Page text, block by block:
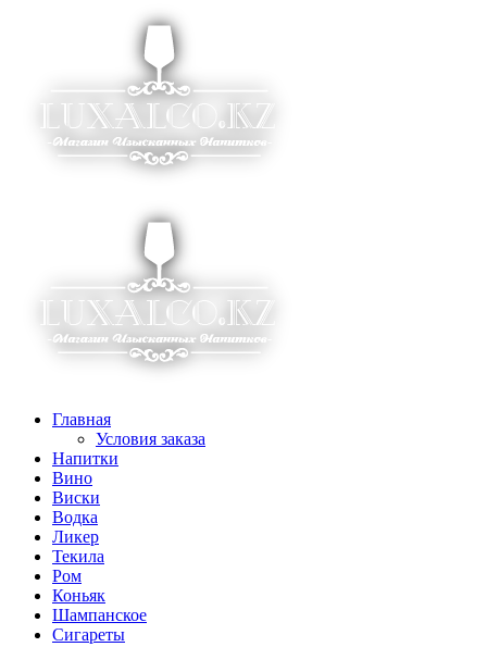
Главная
Условия заказа
Напитки
Вино
Виски
Водка
Ликер
Текила
Ром
Коньяк
Шампанское
Сигареты